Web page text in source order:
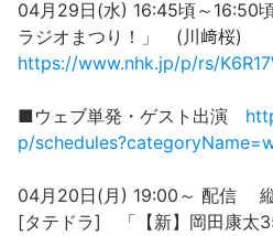
04月29日(水) 16:45頃～
ラジオまつり！」 (川﨑桜)
https://www.nhk.jp/p/rs/
■ウェブ単発・ゲスト出演
p/
04月20日(月) 19:00～ 配信 縦
[タテドラ] 「【新】岡田康太